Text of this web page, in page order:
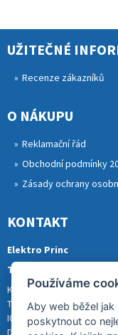
UŽITEČNÉ
Recenze zákazníků
O NÁKUPU
Reklamační řád
Obchodní podmínky
Zásady ochrany
KONTAKT
Elektro Princ
Tomáš Princ
Krkonošská 290, 46841
Tel.: 773 880 988
IČ: 01153731
DIČ: CZ8007202522
Používáme
Aby web běžel
poskytnout co